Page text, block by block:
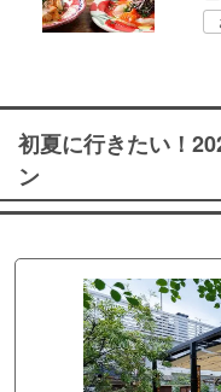
初夏に行きたい！
ン